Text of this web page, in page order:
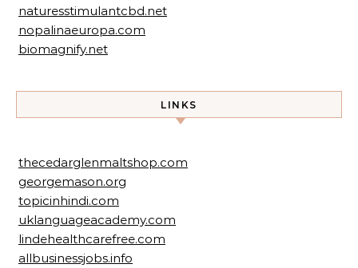
naturesstimulantcbd.net
nopalinaeuropa.com
biomagnify.net
LINKS
thecedarglenmaltshop.com
georgemason.org
topicinhindi.com
uklanguageacademy.com
lindehealthcarefree.com
allbusinessjobs.info